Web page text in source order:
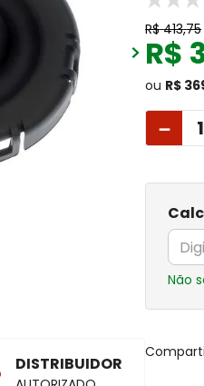
DISTRIBUIDOR
R$ 413,75
R$
ou R$
－
Não